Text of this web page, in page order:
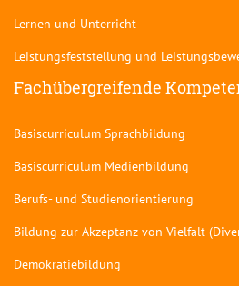
Lernen und Unterricht
Leistungsfeststellung und
Fachübergreifende
Basiscurriculum Sprachbildung
Basiscurriculum Medienbildung
Berufs- und Studienorientierung
Bildung zur Akzeptanz von Vielfalt
Demokratiebildung